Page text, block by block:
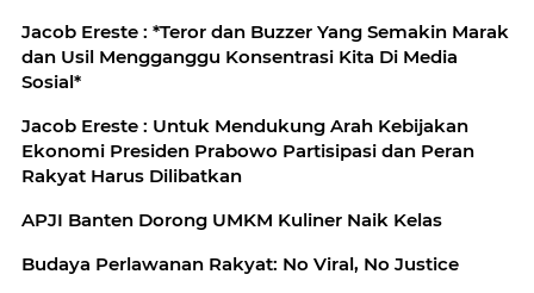
Jacob Ereste : *Teror dan Buzzer Yang Semakin Marak
dan Usil Mengganggu Konsentrasi Kita Di Media
Sosial*
Jacob Ereste : Untuk Mendukung Arah Kebijakan
Ekonomi Presiden Prabowo Partisipasi dan Peran
Rakyat Harus Dilibatkan
APJI Banten Dorong UMKM Kuliner Naik Kelas
Budaya Perlawanan Rakyat: No Viral, No Justice